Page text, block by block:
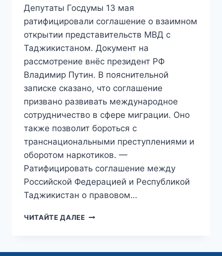
Депутаты Госдумы 13 мая
ратифицировали соглашение о взаимном
открытии представительств МВД с
Таджикистаном. Документ на
рассмотрение внёс президент РФ
Владимир Путин. В пояснительной
записке сказано, что соглашение
призвано развивать международное
сотрудничество в сфере миграции. Оно
также позволит бороться с
транснациональными преступлениями и
оборотом наркотиков. —
Ратифицировать соглашение между
Российской Федерацией и Республикой
Таджикистан о правовом…
ЧИТАЙТЕ ДАЛЕЕЧЕМ